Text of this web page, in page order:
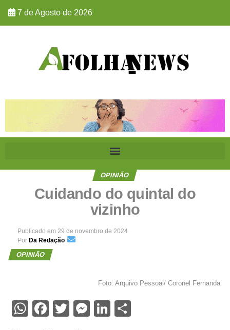
7 de Agosto de 2026
OPINIÃO
Cuidando do quintal do
vizinho
Publicado em 29 de novembro de 2024
Por Da Redação
OPINIÃO
Foto: Arquivo Pessoal/ Coronel Fernanda
WhatsApp
Facebook
Twitter
Messenger
LinkedIn
Share